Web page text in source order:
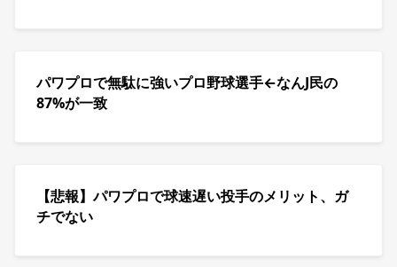
パワプロで無駄に強いプロ野球選手←なんJ民の
87%が一致
【悲報】パワプロで球速遅い投手のメリット、ガ
チでない